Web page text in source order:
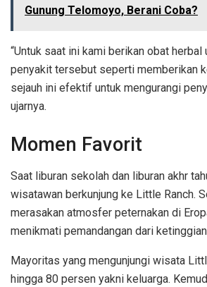
Gunung Telomoyo, Berani Coba?
“Untuk saat ini kami berikan obat
penyakit tersebut seperti memberikan
sejauh ini efektif untuk mengurangi
ujarnya.
Momen Favorit
Saat liburan sekolah dan liburan akhr
wisatawan berkunjung ke Little Ranch.
merasakan atmosfer peternakan di
menikmati pemandangan dari
Mayoritas yang mengunjungi wisata
hingga 80 persen yakni keluarga.